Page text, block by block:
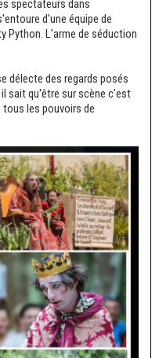
spectateurs dans
d'une équipe de
Python. L'arme de séduction
délecte des regards posés
sait qu'être sur scène c'est
les pouvoirs de